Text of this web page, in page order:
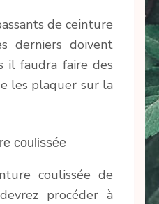
de ceinture
derniers doivent
il faudra faire des
les plaquer sur la
coulissée
coulissée de
procéder à